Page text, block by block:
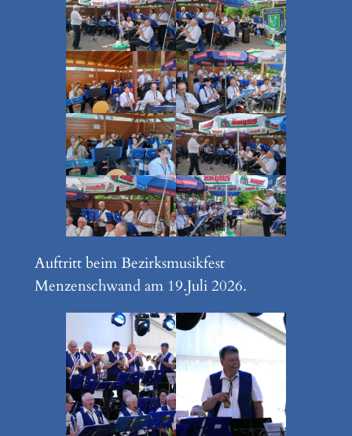
Auftritt beim Bezirksmusikfest
Menzenschwand am 19.Juli 2026.